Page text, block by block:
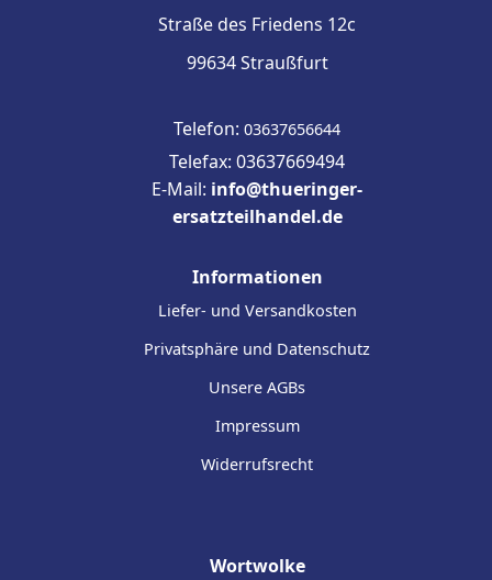
Straße des Friedens 12c
99634 Straußfurt
Telefon: 03637656644
Telefax: 03637669494
E-Mail: info@thueringer-
ersatzteilhandel.de
Informationen
Liefer- und Versandkosten
Privatsphäre und Datenschutz
Unsere AGBs
Impressum
Widerrufsrecht
Wortwolke